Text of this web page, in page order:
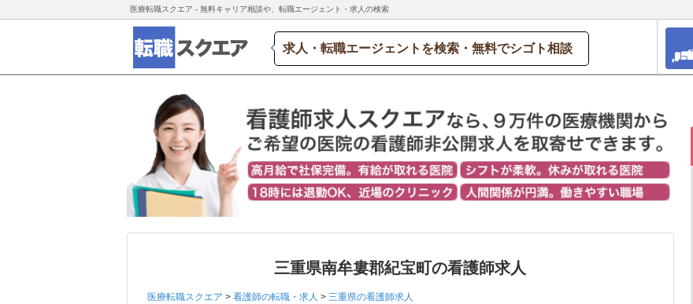
医療転職スクエア - 無料キャリア相談や、転職エージェント・求人の検索
求人・転職エージェントを検索・無料でシゴト相談
三重県南牟婁郡紀宝町の看護師求人
医療転職スクエア > 看護師の転職・求人 > 三重県の看護師求人